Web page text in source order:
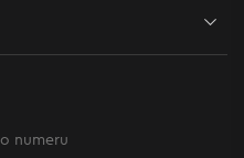
numeru